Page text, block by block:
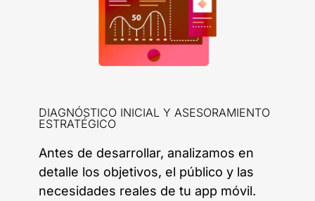
DIAGNÓSTICO INICIAL Y ASESORAMIENTO
ESTRATÉGICO
Antes de desarrollar, analizamos en
detalle los objetivos, el público y las
necesidades reales de tu app móvil.